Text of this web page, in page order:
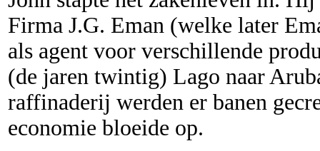
Firma J.G. Eman (welke later
als agent voor verschillende
(de jaren twintig) Lago naar
raffinaderij werden er banen
economie bloeide op.